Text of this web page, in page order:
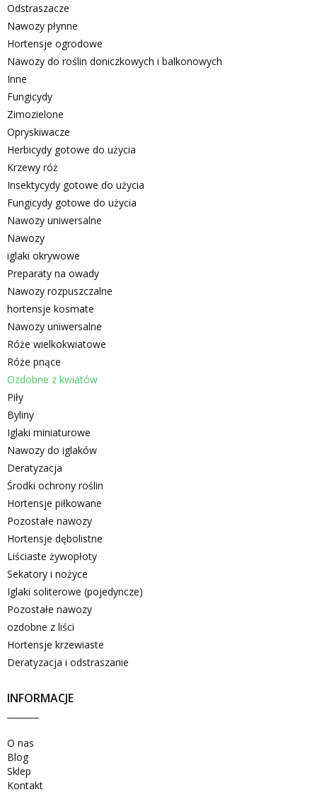
Odstraszacze
Nawozy płynne
Hortensje ogrodowe
Nawozy do roślin doniczkowych i balkonowych
Inne
Fungicydy
Zimozielone
Opryskiwacze
Herbicydy gotowe do użycia
Krzewy róż
Insektycydy gotowe do użycia
Fungicydy gotowe do użycia
Nawozy uniwersalne
Nawozy
iglaki okrywowe
Preparaty na owady
Nawozy rozpuszczalne
hortensje kosmate
Nawozy uniwersalne
Róże wielkokwiatowe
Róże pnące
Ozdobne z kwiatów
Piły
Byliny
Iglaki miniaturowe
Nawozy do iglaków
Deratyzacja
Środki ochrony roślin
Hortensje piłkowane
Pozostałe nawozy
Hortensje dębolistne
Liściaste żywopłoty
Sekatory i nożyce
Iglaki soliterowe (pojedyncze)
Pozostałe nawozy
ozdobne z liści
Hortensje krzewiaste
Deratyzacja i odstraszanie
INFORMACJE
O nas
Blog
Sklep
Kontakt